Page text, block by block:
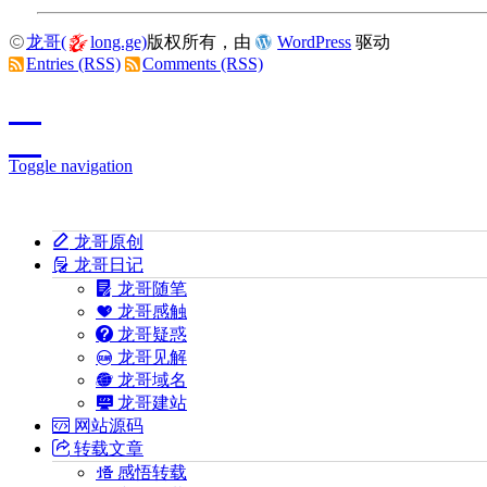
龙哥( long.ge)版权所有，由 WordPress 驱动
Entries (RSS)
Comments (RSS)
Toggle navigation
龙哥原创
龙哥日记
龙哥随笔
龙哥感触
龙哥疑惑
龙哥见解
龙哥域名
龙哥建站
网站源码
转载文章
感悟转载